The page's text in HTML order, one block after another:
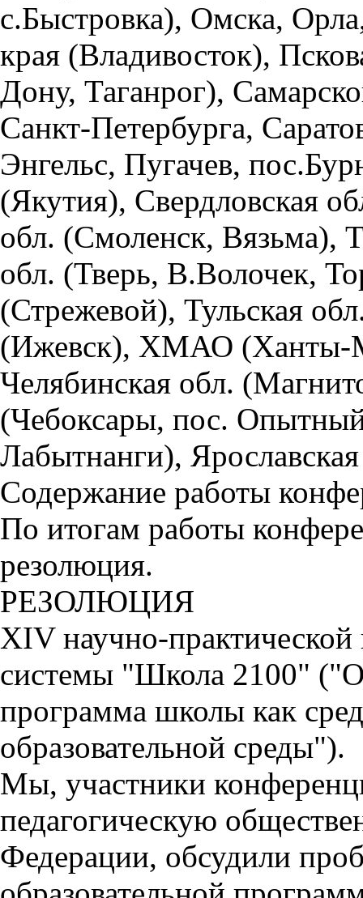
с.Быстровка), Омска,
края (Владивосток),
Дону, Таганрог),
Санкт-Петербурга,
Энгельс, Пугачев,
(Якутия), Свердловская
обл. (Смоленск, Вязьма),
обл. (Тверь, В.Волочек,
(Стрежевой), Тульская
(Ижевск), ХМАО (Ханты-
Челябинская обл.
(Чебоксары, пос.
Лабытнанги),
Содержание работы
По итогам работы
резолюция.
РЕЗОЛЮЦИЯ
XIV научно-
системы "Школа 2100"
программа школы как
образовательной среды").
Мы, участники
педагогическую
Федерации, обсудили